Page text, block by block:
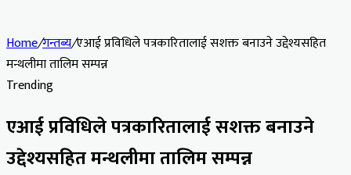
Home/गन्तब्य/एआई प्रविधिले पत्रकारितालाई सशक्त बनाउने उद्देश्यसहित
मन्थलीमा तालिम सम्पन्न
Trending
एआई प्रविधिले पत्रकारितालाई सशक्त बनाउने
उद्देश्यसहित मन्थलीमा तालिम सम्पन्न